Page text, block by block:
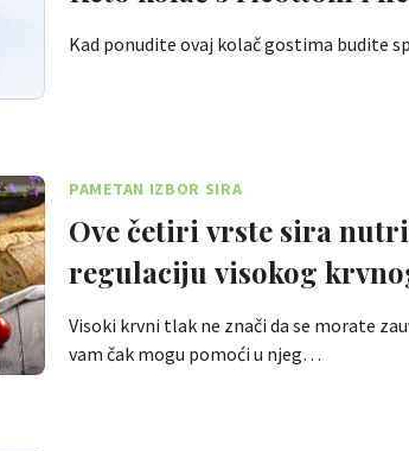
Kad ponudite ovaj kolač gostima budite
PAMETAN IZBOR SIRA
Ove četiri vrste sira
regulaciju visokog
Visoki krvni tlak ne znači da se morate
vam čak mogu pomoći u njeg…